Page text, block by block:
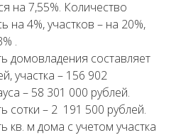
на 7,55%. Количество
на 4%, участков – на 20%,
.
домовладения составляет
участка – 156 902
– 58 301 000 рублей.
сотки – 2 191 500 рублей.
кв. м дома с учетом участка